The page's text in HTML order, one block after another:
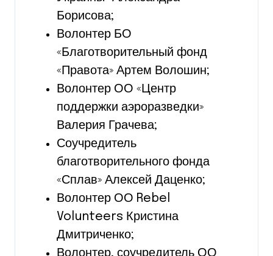
Борисова;
Волонтер БО
«Благотворительный фонд
«Правота» Артем Волошин;
Волонтер ОО «Центр
поддержки аэроразведки»
Валерия Грачева;
Соучредитель
благотворительного фонда
«Сплав» Алексей Даценко;
Волонтер ОО Rebel
Volunteers Кристина
Дмитриченко;
Волонтер, соучредитель ОО